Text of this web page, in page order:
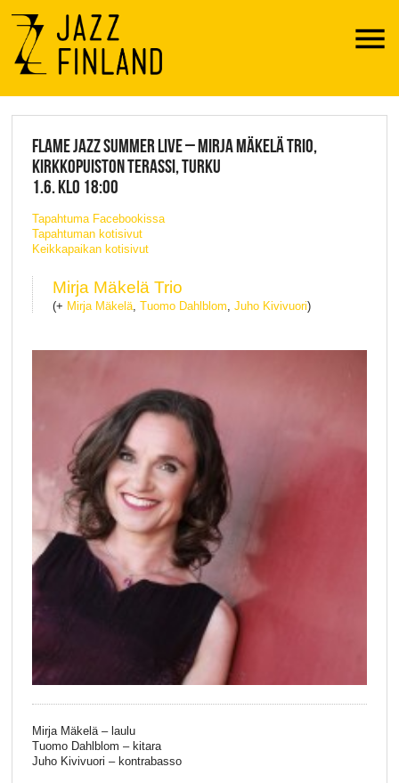
Menu
JAZZ FINLAND LIVE
FLAME JAZZ SUMMER LIVE – MIRJA MÄKELÄ TRIO,
KIRKKOPUISTON TERASSI, TURKU
1.6. KLO 18:00
Tapahtuma Facebookissa
Tapahtuman kotisivut
Keikkapaikan kotisivut
Mirja Mäkelä Trio
(+ Mirja Mäkelä, Tuomo Dahlblom, Juho Kivivuori)
Mirja Mäkelä – laulu
Tuomo Dahlblom – kitara
Juho Kivivuori – kontrabasso